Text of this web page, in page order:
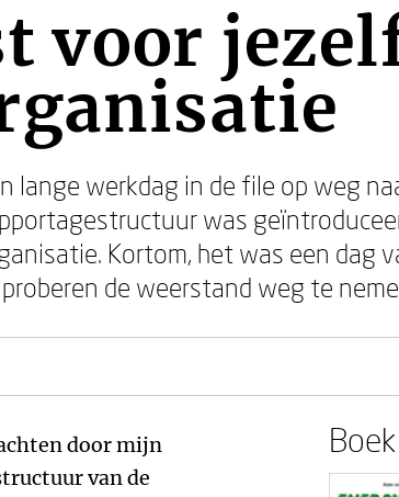
voor
werkdag in de file op weg
was
Kortom, het was een dag
de weerstand weg te
door mijn
van de